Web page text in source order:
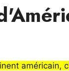
américain,